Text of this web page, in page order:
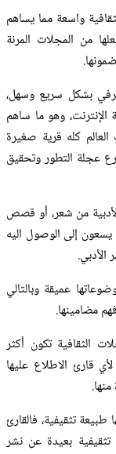
واسعة مما يساهم
من المجلات المرنة
بشكل سريع وسهل،
وهو ما ساهم
كله قرية صغيرة
عجلة التطور وتحقيق
الأدبية من شعر، أو قصص
إلى الوصول اليه
الأدبي.
عميقة وبالتالي
مضامينها.
الثقافية تكون أكثر
قارئ الاطلاع عليها
طبيعة تثقيفية، فالقارئ
بعيدة عن نشر